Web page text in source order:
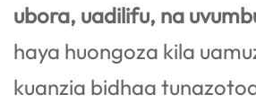
ubora, uadilifu, na
haya huongoza kila
kuanzia bidhaa